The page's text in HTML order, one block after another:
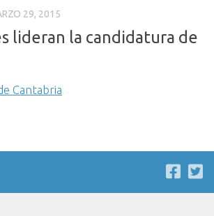
29, 2015
lideran la candidatura de
Cantabria